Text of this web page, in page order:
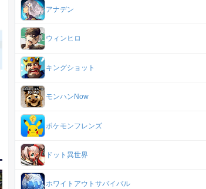
アナデン
ウィンヒロ
キングショット
モンハンNow
ポケモンフレンズ
ドット異世界
ホワイトアウトサバイバル